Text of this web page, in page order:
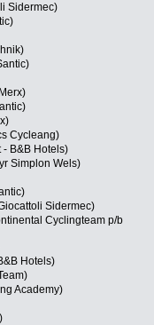
Sidermec)
Cycleang)
B&B Hotels)
Simplon Wels)
Sidermec)
Cyclingteam p/b
Hotels)
Academy)